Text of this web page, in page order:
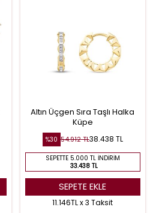
Altın Üçgen Sıra Taşlı Halka
Küpe
%30 54.912TL38.438 TL
SEPETTE 5.000 TL İNDIRIM
33.438 TL
SEPETE EKLE
11.146TL x 3 Taksit